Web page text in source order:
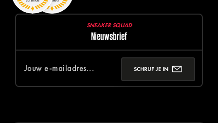
SNEAKER SQUAD
Nieuwsbrief
SCHRIJF JE IN